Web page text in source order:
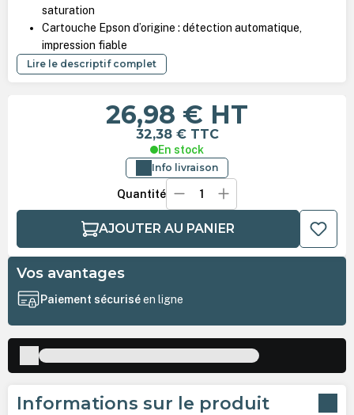
saturation
Cartouche Epson d’origine : détection automatique,
impression fiable
Lire le descriptif complet
26,98 € HT
32,38 € TTC
En stock
Info livraison
Quantité
AJOUTER AU PANIER
Vos avantages
Paiement sécuriséen ligne
Informations sur le produit